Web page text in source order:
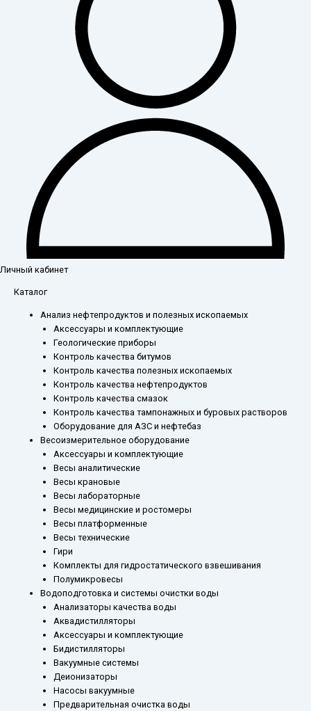
Личный кабинет
Каталог
Анализ нефтепродуктов и полезных ископаемых
Аксессуары и комплектующие
Геологические приборы
Контроль качества битумов
Контроль качества полезных ископаемых
Контроль качества нефтепродуктов
Контроль качества смазок
Контроль качества тампонажных и буровых растворов
Оборудование для АЗС и нефтебаз
Весоизмерительное оборудование
Аксессуары и комплектующие
Весы аналитические
Весы крановые
Весы лабораторные
Весы медицинские и ростомеры
Весы платформенные
Весы технические
Гири
Комплекты для гидростатического взвешивания
Полумикровесы
Водоподготовка и системы очистки воды
Анализаторы качества воды
Аквадистилляторы
Аксессуары и комплектующие
Бидистилляторы
Вакуумные системы
Деионизаторы
Насосы вакуумные
Предварительная очистка воды